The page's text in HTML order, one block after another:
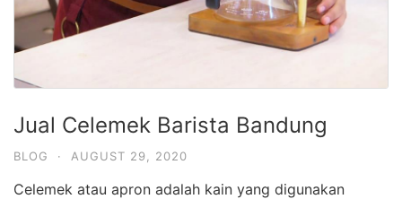
Jual Celemek Barista Bandung
BLOG · AUGUST 29, 2020
Celemek atau apron adalah kain yang digunakan